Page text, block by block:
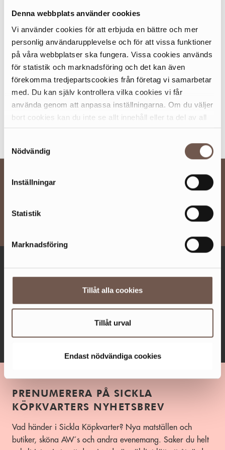
Denna webbplats använder cookies
Vi använder cookies för att erbjuda en bättre och mer
personlig användarupplevelse och för att vissa funktioner
på våra webbplatser ska fungera. Vissa cookies används
för statistik och marknadsföring och det kan även
förekomma tredjepartscookies från företag vi samarbetar
med. Du kan själv kontrollera vilka cookies vi får
använda genom att anpassa inställningarna. Om du väljer
bort cookies kan du inte se allt innehåll eller ta del av all
Nödvändig
Inställningar
Statistik
Marknadsföring
Tillåt alla cookies
Tillåt urval
Endast nödvändiga cookies
Så här funkar det:
🎨 Gå hem och rita din påskteckning
🍬 Lämna in den hos Delselius under perioden30/3-12/4
och få en godbit
🌟 Din teckning sätts sedan upp på deras glasfönster i
cafét
Välkommen!
PRENUMERERA PÅ SICKLA
KÖPKVARTERS NYHETSBREV
Vad händer i Sickla Köpkvarter? Nya matställen och
butiker, sköna AW´s och andra evenemang. Saker du helt